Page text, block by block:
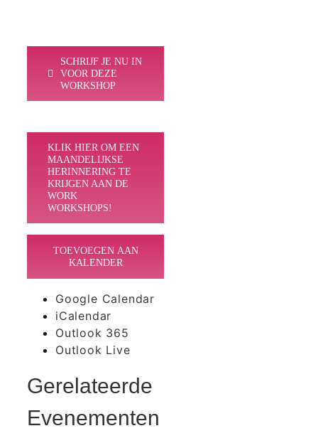
SCHRIJF JE NU IN
VOOR DEZE
WORKSHOP
KLIK HIER OM EEN
MAANDELIJKSE
HERINNERING TE
KRIJGEN AAN DE
WORK
WORKSHOPS!
TOEVOEGEN AAN
KALENDER
Google Calendar
iCalendar
Outlook 365
Outlook Live
Gerelateerde
Evenementen